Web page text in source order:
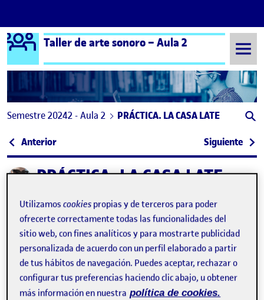
Saltar al contenido
Logo Ágora
Taller de arte sonoro – Aula 2
Semestre 20242 - Aula 2 PRÁCTICA. LA CASA LATE
Navegación de entradas
Anterior: PROYECTO FINAL: «AVANCE AL PASADO» CUBA
Siguiente: PR
Publicado porPRÁCTICA. LA CASA LATE
Visibilidad:
Pública -Fecha de publicación
15 Jun 202523 septiembre, 2025 7:10 pm
-comentarioen PRÁCTICA. LA CASA LATE
A continuación os dejo un podcast explicando «La Casa Late»
Reproductor
audio
Del mismo modo, os comparto un vídeo de mi instalación
Utilizamoscookies propias y de terceros para poder
ofrecerte correctamente todas las funcionalidades del
sitio web, con fines analíticos y para mostrarte publicidad
personalizada de acuerdo con un perfil elaborado a partir
de tus hábitos de navegación. Puedes aceptar, rechazar o
configurar tus preferencias haciendo clic abajo, u obtener
más información en nuestra política de cookies.